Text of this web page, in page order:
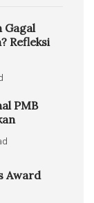
Gagal
Refleksi
PMB
Award